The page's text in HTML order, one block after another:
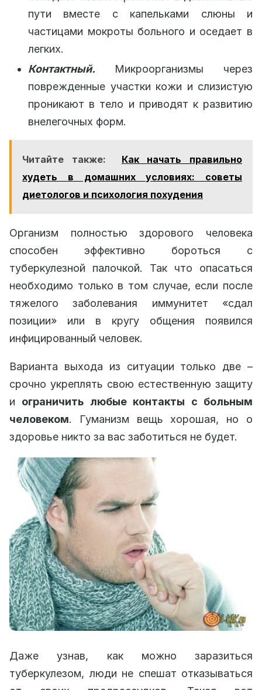
пути вместе с капельками слюны и
частицами мокроты больного и оседает в
легких.
Контактный.
Микроорганизмы через
поврежденные участки кожи и слизистую
проникают в тело и приводят к развитию
внелегочных форм.
Читайте также:
Как начать правильно
худеть в домашних условиях: советы
диетологов и психология похудения
Организм полностью здорового человека
способен эффективно бороться с
туберкулезной палочкой. Так что опасаться
необходимо только в том случае, если после
тяжелого заболевания иммунитет «сдал
позиции» или в кругу общения появился
инфицированный человек.
Варианта выхода из ситуации только две –
срочно укреплять свою естественную защиту
и ограничить любые контакты с больным
человеком. Гуманизм вещь хорошая, но о
здоровье никто за вас заботиться не будет.
Даже узнав, как можно заразиться
туберкулезом, люди не спешат отказываться